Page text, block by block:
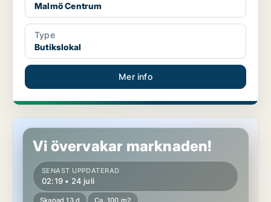
Malmö Centrum
Type
Butikslokal
Mer info
Butikslokal i Malmö Centrum
Vi övervakar marknaden!
SENAST UPPDATERAD
02:19 • 24 juli
Skapad 13 d Ca. 100 m2